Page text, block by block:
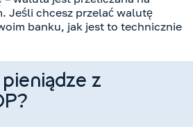
Jeśli chcesz przelać walutę
banku, jak jest to technicznie
pieniądze z